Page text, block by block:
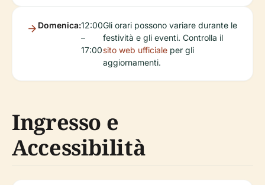
Domenica:12:00
–
17:00
Gli orari possono variare durante le
festività e gli eventi. Controlla il
sito web ufficiale per gli
aggiornamenti.
Ingresso e
Accessibilità